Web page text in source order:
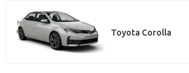
Toyota Corolla